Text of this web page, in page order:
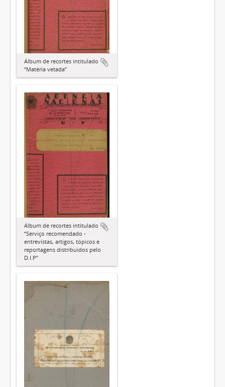
Álbum de recortes intitulado
“Matéria vetada”
Álbum de recortes intitulado
“Serviço recomendado -
entrevistas, artigos, tópicos e
reportagens distribuídos pelo
D.I.P”